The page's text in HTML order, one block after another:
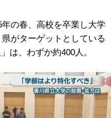
の春、高校を卒業し大学
がターゲットとしている
は、わずか約400人。